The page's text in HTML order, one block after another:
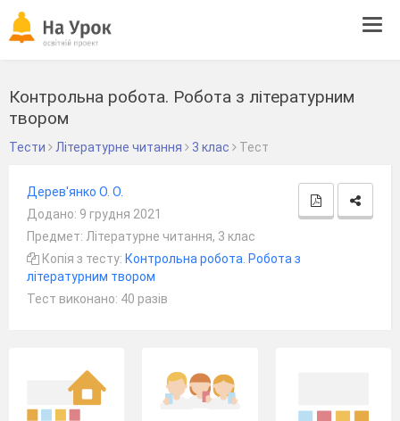
Контрольна робота. Робота з літературним
твором
Тести Літературне читання 3 клас Тест
Дерев'янко О. О.
Додано: 9 грудня 2021
Предмет: Літературне читання, 3 клас
Копія з тесту: Контрольна робота. Робота з
літературним твором
Тест виконано: 40 разів